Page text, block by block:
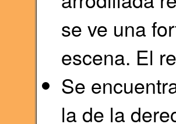
se ve una
escena. El
Se
la de la